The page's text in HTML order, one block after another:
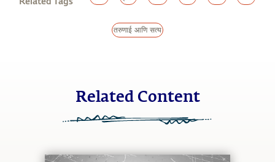
तरुणाई आणि सत्य
Related Content